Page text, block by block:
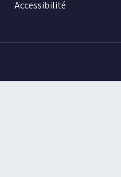
Accessibilité